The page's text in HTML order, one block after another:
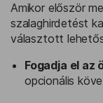
Amikor először
szalaghirdetést
választott
Fogadja el az
opcionális